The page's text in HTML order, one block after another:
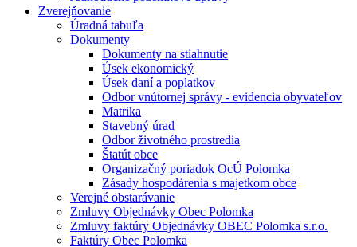
Zverejňovanie
Úradná tabuľa
Dokumenty
Dokumenty na stiahnutie
Úsek ekonomický
Úsek daní a poplatkov
Odbor vnútornej správy - evidencia obyvateľov
Matrika
Stavebný úrad
Odbor životného prostredia
Štatút obce
Organizačný poriadok OcÚ Polomka
Zásady hospodárenia s majetkom obce
Verejné obstarávanie
Zmluvy Objednávky Obec Polomka
Zmluvy faktúry Objednávky OBEC Polomka s.r.o.
Faktúry Obec Polomka